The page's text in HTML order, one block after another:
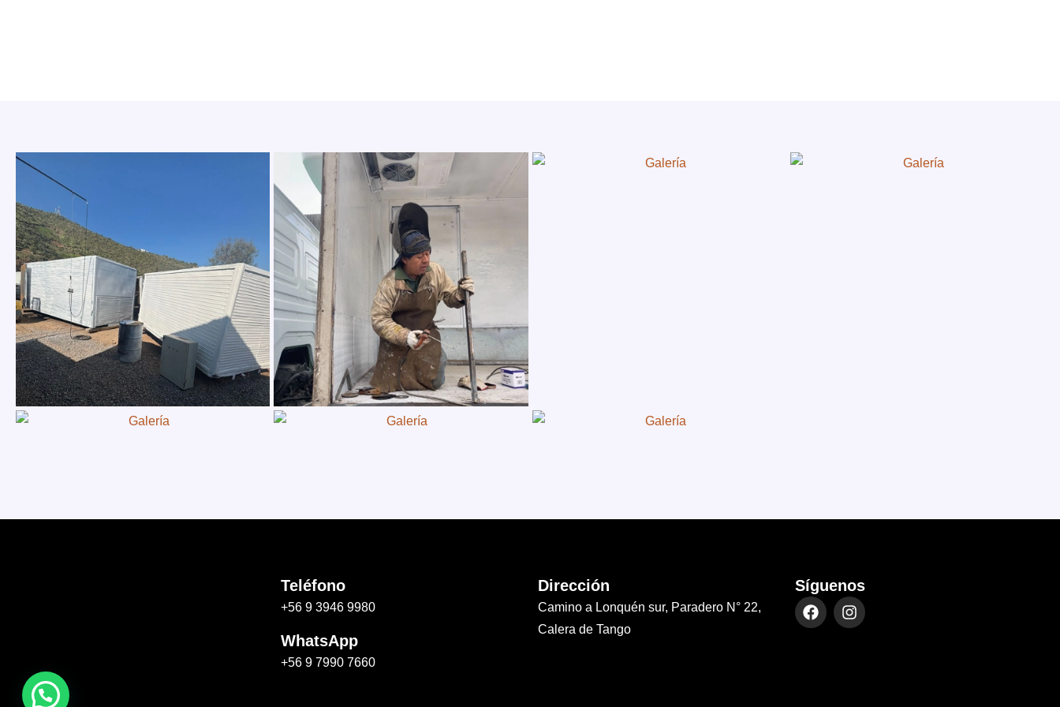
Teléfono
+56 9 3946 9980
WhatsApp
+56 9 7990 7660
Dirección
Camino a Lonquén sur, Paradero N° 22,
Calera de Tango
Síguenos